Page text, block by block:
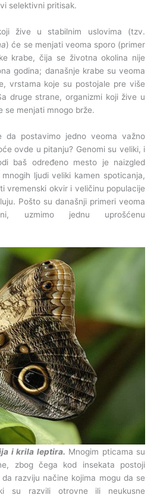
selektivni pritisak.
žive u stabilnim uslovima (tzv.
) će se menjati veoma sporo (primer
krabe, čija se životna okolina nije
godina; današnje krabe su veoma
vrstama koje su postojale pre više
druge strane, organizmi koji žive u
se menjati mnogo brže.
postavimo jedno veoma važno
ovde u pitanju? Genomi su veliki, i
baš određeno mesto je naizgled
ljudi veliki kamen spoticanja,
vremenski okvir i veličinu populacije
Pošto su današnji primeri veoma
uzmimo jednu uprošćenu
i krila leptira. Mnogim pticama su
zbog čega kod insekata postoji
razviju načine kojima mogu da se
su razvili otrovne ili neukusne